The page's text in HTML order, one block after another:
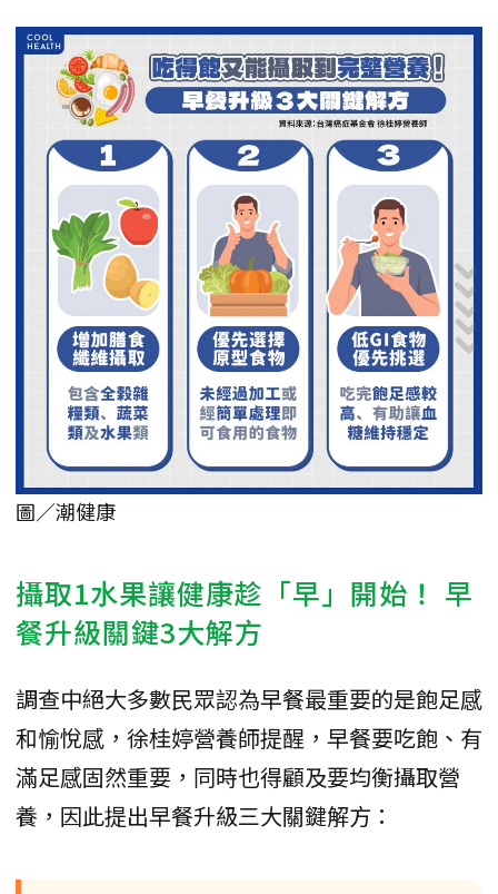
圖／潮健康
攝取1水果讓健康趁「早」開始！ 早
餐升級關鍵3大解方
調查中絕大多數民眾認為早餐最重要的是飽足感
和愉悅感，徐桂婷營養師提醒，早餐要吃飽、有
滿足感固然重要，同時也得顧及要均衡攝取營
養，因此提出早餐升級三大關鍵解方：